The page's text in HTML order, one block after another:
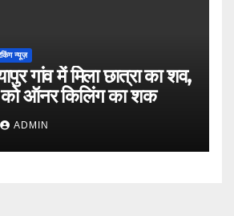
न्यूज़
गांव में मिला छात्रा का शव,
को ऑनर किलिंग का शक
ADMIN